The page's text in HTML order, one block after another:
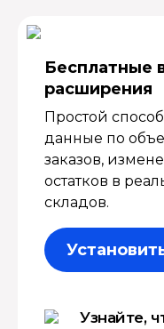
Бесплатные
расширения
Простой
данные по
заказов,
остатков в
складов.
Узнайте,